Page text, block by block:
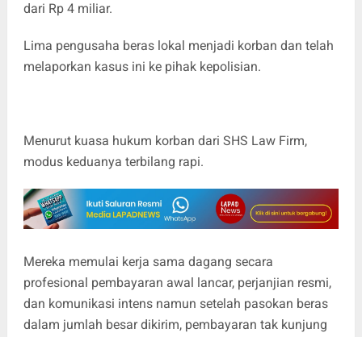
dari Rp 4 miliar.
Lima pengusaha beras lokal menjadi korban dan telah
melaporkan kasus ini ke pihak kepolisian.
Menurut kuasa hukum korban dari SHS Law Firm,
modus keduanya terbilang rapi.
Mereka memulai kerja sama dagang secara
profesional pembayaran awal lancar, perjanjian resmi,
dan komunikasi intens namun setelah pasokan beras
dalam jumlah besar dikirim, pembayaran tak kunjung